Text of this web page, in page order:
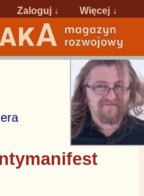
Zaloguj ↓
Więcej ↓